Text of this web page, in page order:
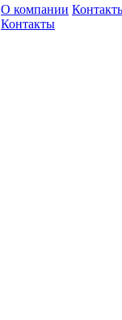
О компании
Контакты